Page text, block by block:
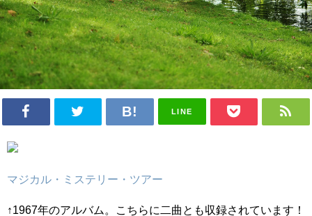
LINE
マジカル・ミステリー・ツアー
↑1967年のアルバム。こちらに二曲とも収録されています！